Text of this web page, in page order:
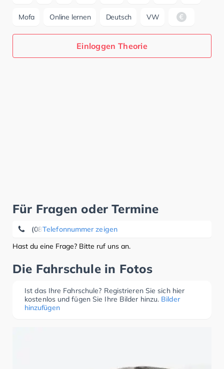
Mofa Online lernen Deutsch VW
Einloggen Theorie
Für Fragen oder Termine
Telefonnummer zeigen
(08462) 14 74
Hast du eine Frage? Bitte ruf uns an.
Die Fahrschule in Fotos
Ist das Ihre Fahrschule? Registrieren Sie sich hier
kostenlos und fügen Sie Ihre Bilder hinzu. Bilder
hinzufügen